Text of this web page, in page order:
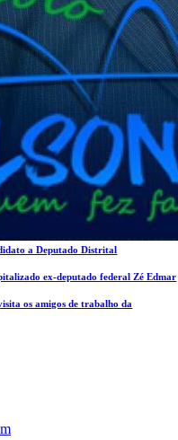
a Deputado Distrital
ex-deputado federal Zé Edmar
os amigos de trabalho da